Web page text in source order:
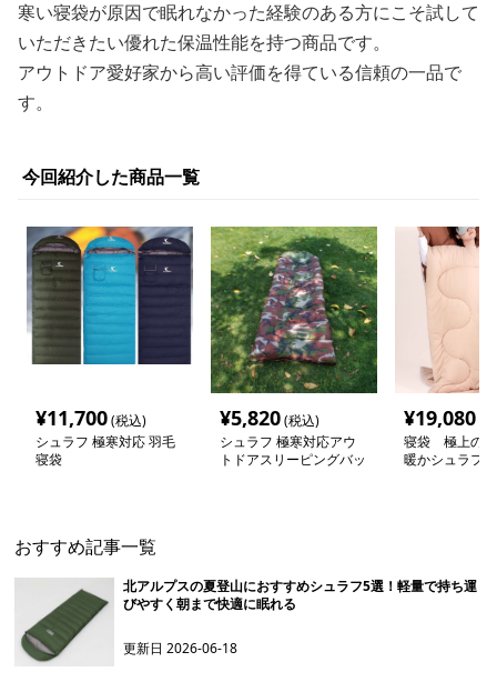
寒い寝袋が原因で眠れなかった経験のある方にこそ試して
いただきたい優れた保温性能を持つ商品です。
アウトドア愛好家から高い評価を得ている信頼の一品で
す。
今回紹介した商品一覧
¥11,700(税込)
シュラフ 極寒対応 羽毛
寝袋
¥5,820(税込)
シュラフ 極寒対応アウ
トドアスリーピングバッ
¥19,080
寝袋 極上の
暖かシュラフ
おすすめ記事一覧
北アルプスの夏登山におすすめシュラフ5選！軽量で持ち運
びやすく朝まで快適に眠れる
更新日2026-06-18